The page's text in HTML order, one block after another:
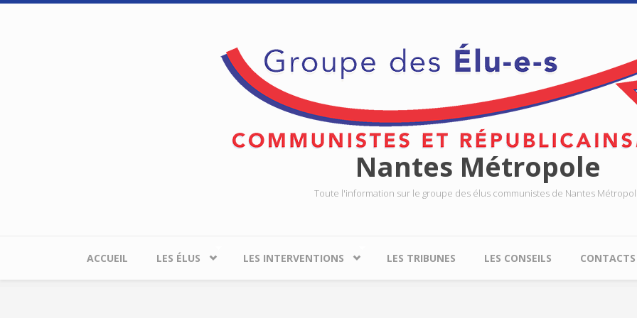
Aller au contenu principal
Nantes Métropole
Toute l'information sur le groupe des élus communistes de Nantes
ACCUEIL LES ÉLUS LES INTERVENTIONS LES TRIBUNES LES CONSEILS CONTACTS